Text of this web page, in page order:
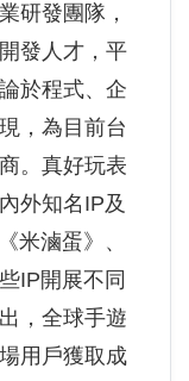
研發團隊，
發人才，平
於程式、企
，為目前台
。真好玩表
外知名IP及
米滷蛋》、
IP開展不同
，全球手遊
用戶獲取成